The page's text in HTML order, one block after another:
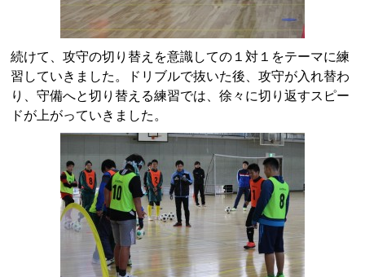
続けて、攻守の切り替えを意識しての１対１をテーマに練
習していきました。ドリブルで抜いた後、攻守が入れ替わ
り、守備へと切り替える練習では、徐々に切り返すスピー
ドが上がっていきました。